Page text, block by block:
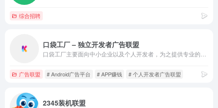
综合招聘
口袋工厂 – 独立开发者广告联盟
广告联盟 # Android广告平台 # APP赚钱 # 个人开发者广告联盟
2345装机联盟